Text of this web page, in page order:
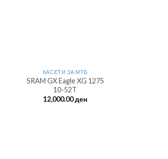
КАСЕТИ ЗА МТБ
SRAM GX Eagle XG 1275
10-52T
12,000.00ден